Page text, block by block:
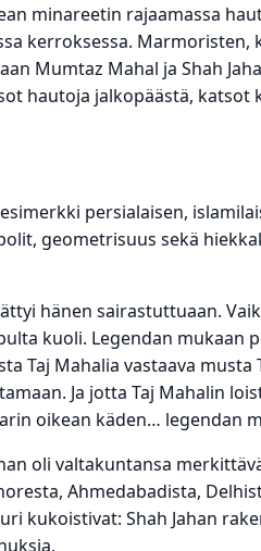
minareetin rajaamassa
kerroksessa.
Mumtaz Mahal ja Shah
hautoja jalkopäästä,
persialaisen,
geometrisuus sekä
hänen sairastuttuaan.
kuoli. Legendan
Taj Mahalia vastaava
Ja jotta Taj Mahalin
oikean käden… legendan
oli valtakuntansa
Ahmedabadista,
kukoistivat: Shah Jahan